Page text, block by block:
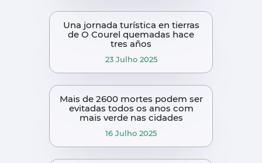
Una jornada turística en tierras
de O Courel quemadas hace
tres años
23 Julho 2025
Mais de 2600 mortes podem ser
evitadas todos os anos com
mais verde nas cidades
16 Julho 2025